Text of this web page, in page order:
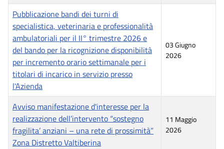
Pubblicazione bandi dei turni di
specialistica, veterinaria e professionalità
ambulatoriali per il II° trimestre 2026 e
del bando per la ricognizione disponibilità
per incremento orario settimanale per i
titolari di incarico in servizio presso
l'Azienda
03 Giugno
2026
Avviso manifestazione d'interesse per la
realizzazione dell’intervento “sostegno
fragilita’ anziani – una rete di prossimità”
Zona Distretto Valtiberina
11 Maggio
2026